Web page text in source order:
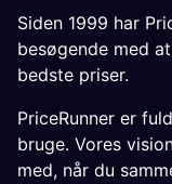
Siden 1999 har
besøgende med
bedste priser.
PriceRunner er
bruge. Vores
med, når du